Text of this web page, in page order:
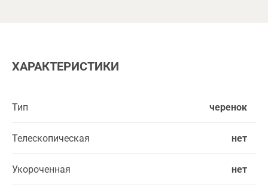
ХАРАКТЕРИСТИКИ
Тип черенок
Телескопическая нет
Укороченная нет